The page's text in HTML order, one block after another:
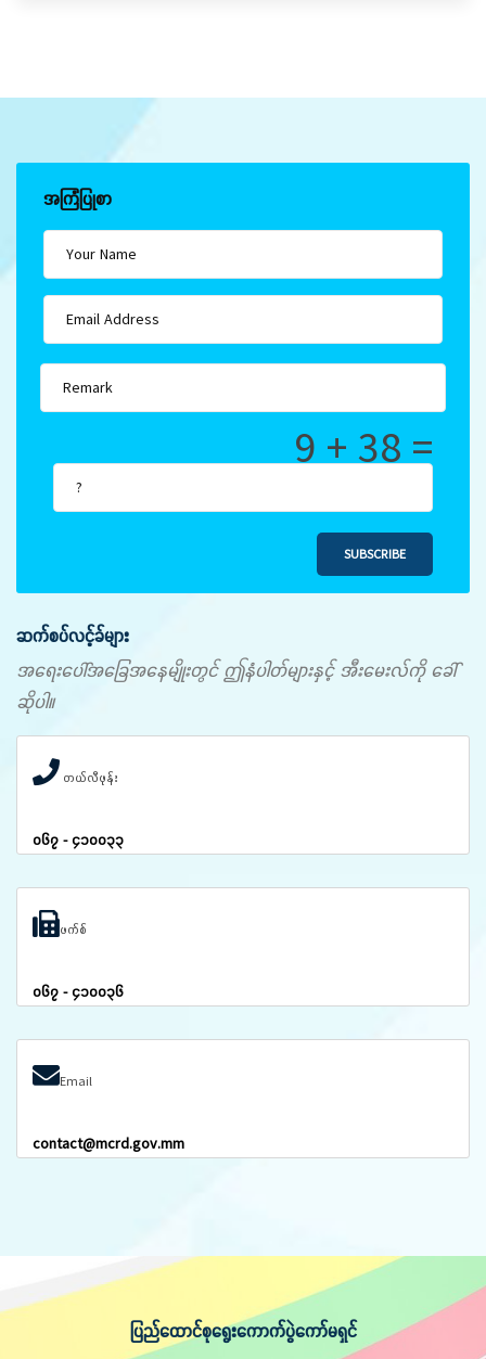
အကြံပြုစာ
9 + 38 =
SUBSCRIBE
ဆက်စပ်လင့်ခ်များ
အရေးပေါ်အခြေအနေမျိုးတွင် ဤနံပါတ်များနှင့် အီးမေးလ်ကို ခေါ်
ဆိုပါ။
တယ်လီဖုန်း
၀၆၇ - ၄၁၀၀၃၃
ဖက်စ်
၀၆၇ - ၄၁၀၀၃၆
Email
contact@mcrd.gov.mm
ပြည်ထောင်စုရွေးကောက်ပွဲကော်မရှင်